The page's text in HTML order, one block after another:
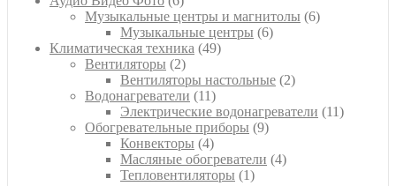
товаров
Музыкальные центры и магнитолы 66
Музыкальные центры 66
Климатическая техника 4949
Вентиляторы 22
товара
Вентиляторы настольные 22
Водонагреватели 1111
товаров
Электрические водонагреватели 1111
Обогревательные приборы 99
Конвекторы 44
товара
Масляные обогреватели 44
Тепловентиляторы 11